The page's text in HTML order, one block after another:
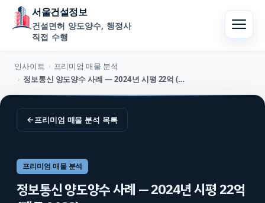
서울건설정보
건설면허 양도양수, 행정사
직접 수행
인사이트 › 프리미엄 매물 분석
› 정보통신 양도양수 사례 — 2024년 시평 22억 (매물 2688)
←프리미엄 매물 분석 목록
프리미엄 매물 분석
정보통신 양도양수 사례 — 2024년 시평 22억